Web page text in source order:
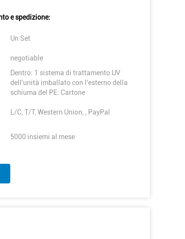
e spedizione:
Un Set
negotiable
Dentro: 1 sistema di trattamento UV
dell'unità imballato con l'esterno della
schiuma del PE: Cartone
L/C, T/T, Western Union, , PayPal
5000 insiemi al mese